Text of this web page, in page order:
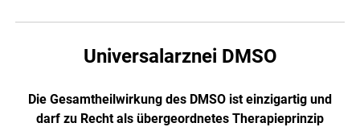
Universalarznei DMSO
Die Gesamtheilwirkung des DMSO ist einzigartig und
darf zu Recht als übergeordnetes Therapieprinzip